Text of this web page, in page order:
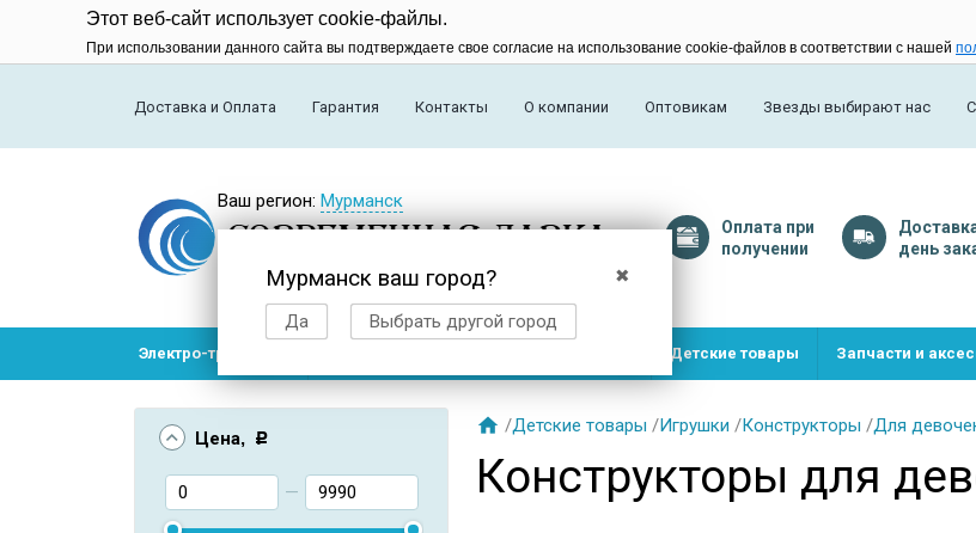
Этот веб-сайт использует cookie-файлы.
При использовании данного сайта вы подтверждаете свое согласие на использование cookie-файлов в соответствии с нашей
Доставка и Оплата Гарантия Контакты О компании Оптовикам Звезды выбирают нас
Ваш регион:Мурманск
✖
Мурманск ваш город?
Да Выбрать другой город
Оплата при
получении
день
Электро-транспорт Детские товары Запчасти и
Цена , Р
—
 /Детские товары /Игрушки /Конструкторы /Для
Конструкторы для